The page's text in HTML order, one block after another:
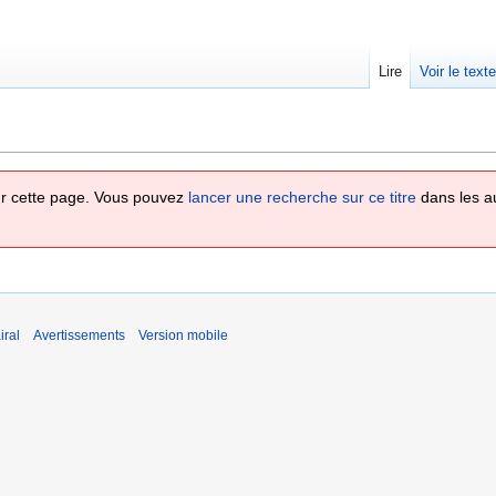
cette page. Vous pouvez lancer une recherche sur ce titre dans les
Lire Voir le
Avertissements Version mobile